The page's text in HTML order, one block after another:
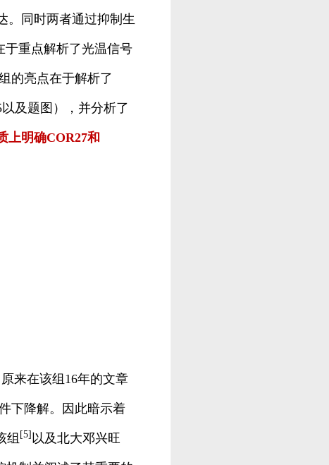
。同时两者通过抑制生
于重点解析了光温信号
的亮点在于解析了
及题图），并分析了
上明确COR27和
来在该组16年的文章
下降解。因此暗示着
组 [5] 以及北大邓兴旺